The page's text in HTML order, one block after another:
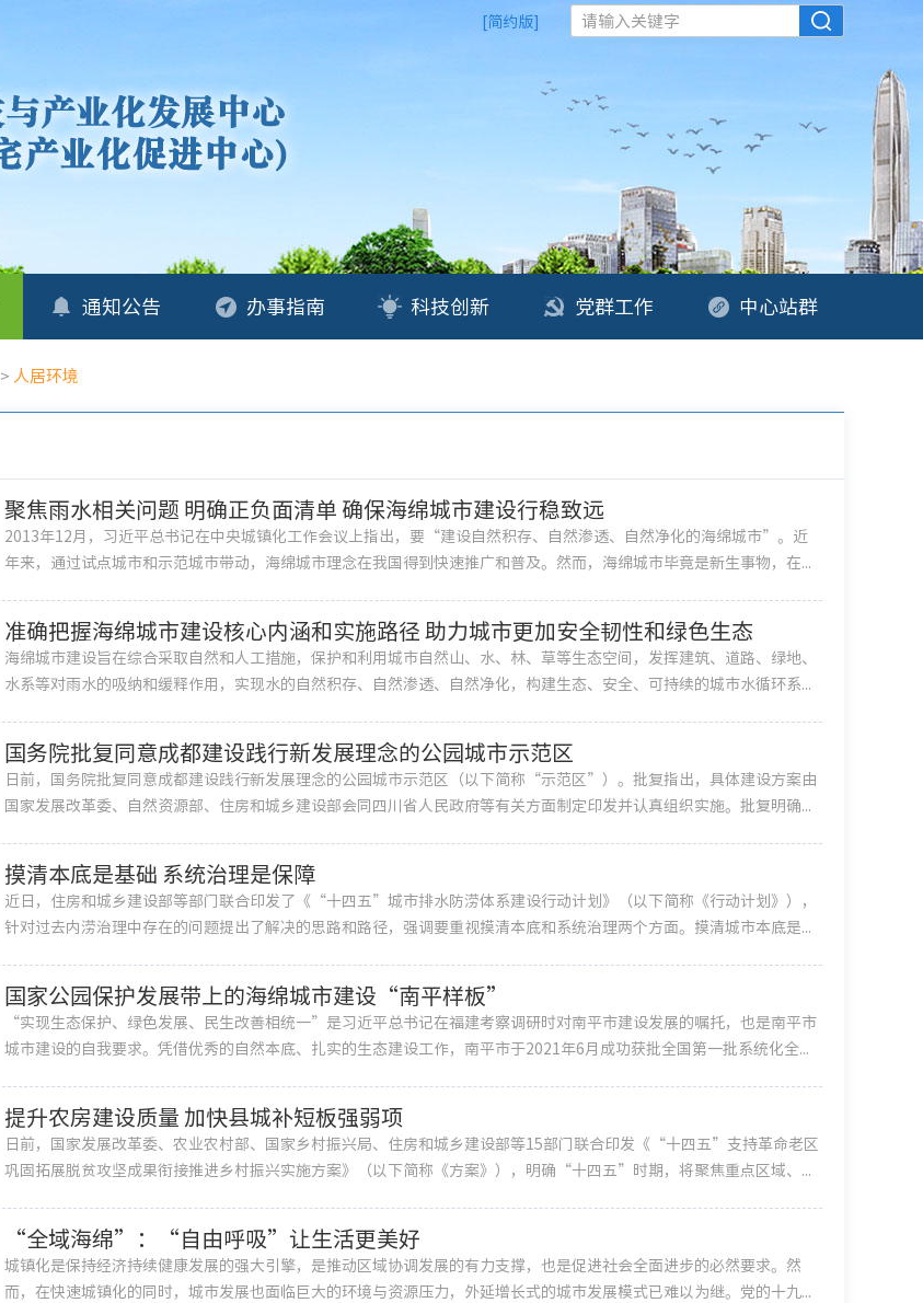
[简约版] 请输入关键字
通知公告 办事指南 科技创新 党群工作 中心站群
> 人居环境
聚焦雨水相关问题 明确正负面清单 确保海绵城市建设行稳致远
2013年12月，习近平总书记在中央城镇化工作会议上指出，要“建设自然积存、自然渗透、自然净化的海绵城市”。近
年来，通过试点城市和示范城市带动，海绵城市理念在我国得到快速推广和普及。然而，海绵城市毕竟是新生事物，在...
准确把握海绵城市建设核心内涵和实施路径 助力城市更加安全韧性和绿色生态
海绵城市建设旨在综合采取自然和人工措施，保护和利用城市自然山、水、林、草等生态空间，发挥建筑、道路、绿地、
水系等对雨水的吸纳和缓释作用，实现水的自然积存、自然渗透、自然净化，构建生态、安全、可持续的城市水循环系...
国务院批复同意成都建设践行新发展理念的公园城市示范区
日前，国务院批复同意成都建设践行新发展理念的公园城市示范区（以下简称“示范区”）。批复指出，具体建设方案由
国家发展改革委、自然资源部、住房和城乡建设部会同四川省人民政府等有关方面制定印发并认真组织实施。批复明确...
摸清本底是基础 系统治理是保障
近日，住房和城乡建设部等部门联合印发了《“十四五”城市排水防涝体系建设行动计划》（以下简称《行动计划》），
针对过去内涝治理中存在的问题提出了解决的思路和路径，强调要重视摸清本底和系统治理两个方面。摸清城市本底是...
国家公园保护发展带上的海绵城市建设“南平样板”
“实现生态保护、绿色发展、民生改善相统一”是习近平总书记在福建考察调研时对南平市建设发展的嘱托，也是南平市
城市建设的自我要求。凭借优秀的自然本底、扎实的生态建设工作，南平市于2021年6月成功获批全国第一批系统化全...
提升农房建设质量 加快县城补短板强弱项
日前，国家发展改革委、农业农村部、国家乡村振兴局、住房和城乡建设部等15部门联合印发《“十四五”支持革命老区
巩固拓展脱贫攻坚成果衔接推进乡村振兴实施方案》（以下简称《方案》），明确“十四五”时期，将聚焦重点区域、...
“全域海绵”：“自由呼吸”让生活更美好
城镇化是保持经济持续健康发展的强大引擎，是推动区域协调发展的有力支撑，也是促进社会全面进步的必然要求。然
而，在快速城镇化的同时，城市发展也面临巨大的环境与资源压力，外延增长式的城市发展模式已难以为继。党的十九...